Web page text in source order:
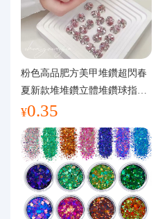
粉色高品肥方美甲堆鑽超閃春
夏新款堆堆鑽立體堆鑽球指甲
裝飾品
¥0.35